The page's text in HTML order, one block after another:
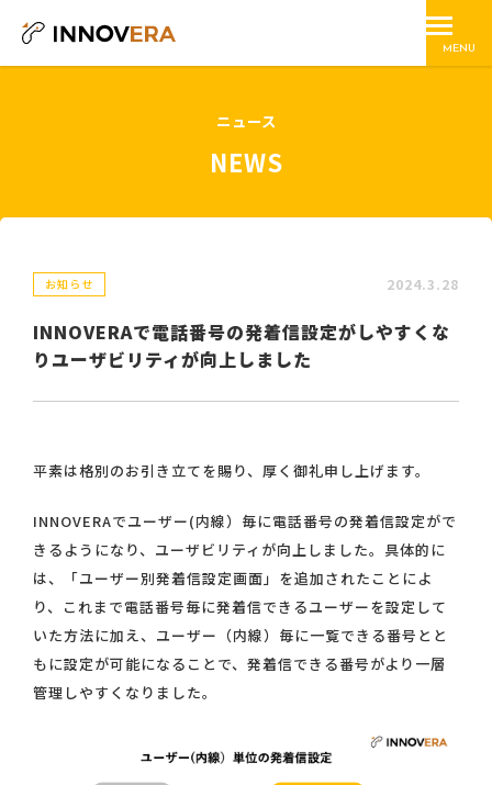
MENU
ニュース
NEWS
お知らせ 2024.3.28
INNOVERAで電話番号の発着信設定がしやすくな
りユーザビリティが向上しました
平素は格別のお引き立てを賜り、厚く御礼申し上げます。
INNOVERAでユーザー(内線）毎に電話番号の発着信設定がで
きるようになり、ユーザビリティが向上しました。具体的に
は、「ユーザー別発着信設定画面」を追加されたことによ
り、これまで電話番号毎に発着信できるユーザーを設定して
いた方法に加え、ユーザー（内線）毎に一覧できる番号とと
もに設定が可能になることで、発着信できる番号がより一層
管理しやすくなりました。